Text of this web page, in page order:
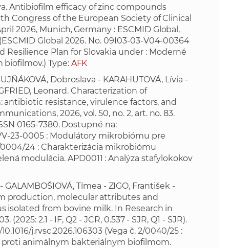
Antibiofilm efficacy of zinc compounds
Congress of the European Society of Clinical
2026, Munich, Germany : ESCMID Global,
Global 2026. No. 09I03-03-V04-00364
Plan for Slovakia under : Moderné
Type: AFK
Dobroslava - KARAHUTOVÁ, Lívia -
Leonard. Characterization of
resistance, virulence factors, and
2026, vol. 50, no. 2, art. no. 83.
0165-7380. Dostupné na:
23-0005 : Modulátory mikrobiómu pre
24 : Charakterizácia mikrobiómu
modulácia. APD0011 : Analýza stafylokokov
GALAMBOŠIOVÁ, Tímea - ZIGO, František -
production, molecular attributes and
isolated from bovine milk. In Research in
2.1 - IF, Q2 - JCR, 0.537 - SJR, Q1 - SJR).
j.rvsc.2026.106303 (Vega č. 2/0040/25 :
proti animálnym bakteriálnym biofilmom.